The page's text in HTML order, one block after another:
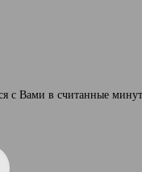
с Вами в считанные